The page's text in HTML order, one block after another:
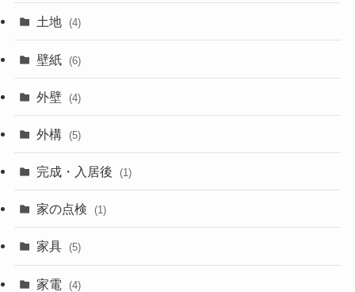
土地 (4)
壁紙 (6)
外壁 (4)
外構 (5)
完成・入居後 (1)
家の点検 (1)
家具 (5)
家電 (4)